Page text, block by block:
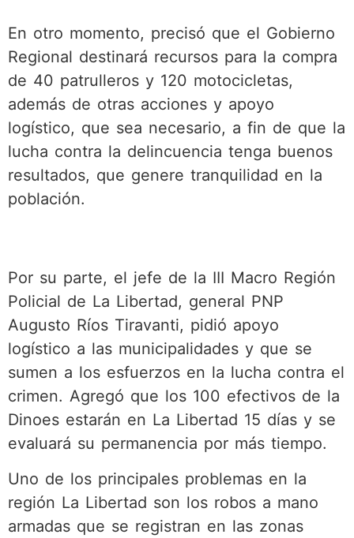
En otro momento, precisó que el Gobierno
Regional destinará recursos para la compra
de 40 patrulleros y 120 motocicletas,
además de otras acciones y apoyo
logístico, que sea necesario, a fin de que la
lucha contra la delincuencia tenga buenos
resultados, que genere tranquilidad en la
población.
Por su parte, el jefe de la III Macro Región
Policial de La Libertad, general PNP
Augusto Ríos Tiravanti, pidió apoyo
logístico a las municipalidades y que se
sumen a los esfuerzos en la lucha contra el
crimen. Agregó que los 100 efectivos de la
Dinoes estarán en La Libertad 15 días y se
evaluará su permanencia por más tiempo.
Uno de los principales problemas en la
región La Libertad son los robos a mano
armadas que se registran en las zonas